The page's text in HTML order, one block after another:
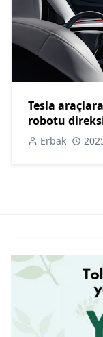
Tesla
robotu
Erbak